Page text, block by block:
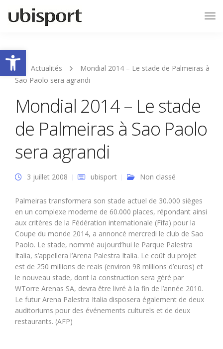
Ouvrir la barre d’outils
Actualités
Mondial 2014 – Le stade de Palmeiras à
Sao Paolo sera agrandi
Mondial 2014 – Le stade
de Palmeiras à Sao Paolo
sera agrandi
3 juillet 2008 ubisport Non classé
Palmeiras transformera son stade actuel de 30.000 sièges
en un complexe moderne de 60.000 places, répondant ainsi
aux critères de la Fédération internationale (Fifa) pour la
Coupe du monde 2014, a annoncé mercredi le club de Sao
Paolo. Le stade, nommé aujourd’hui le Parque Palestra
Italia, s’appellera l’Arena Palestra Italia. Le coût du projet
est de 250 millions de reais (environ 98 millions d’euros) et
le nouveau stade, dont la construction sera géré par
WTorre Arenas SA, devra être livré à la fin de l’année 2010.
Le futur Arena Palestra Italia disposera également de deux
auditoriums pour des événements culturels et de deux
restaurants. (AFP)